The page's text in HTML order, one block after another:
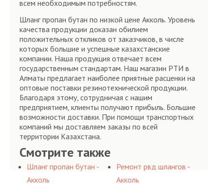
всем необходимым потребностям.
Шланг пропан бутан по низкой цене Акколь. Уровень
качества продукции доказан обилием
положительных откликов от заказчиков, в числе
которых большие и успешные казахстанские
компании. Наша продукция отвечает всем
государственным стандартам. Наш магазин РТИ в
Алматы предлагает наиболее приятные расценки на
оптовые поставки резинотехнической продукции.
Благодаря этому, сотрудничая с нашим
предприятием, клиенты получают прибыль. Большие
возможности доставки. При помощи транспортных
компаний мы доставляем заказы по всей
территории Казахстана.
Смотрите также
Шланг пропан бутан -
Акколь
Ремонт рвд шлангов -
Акколь